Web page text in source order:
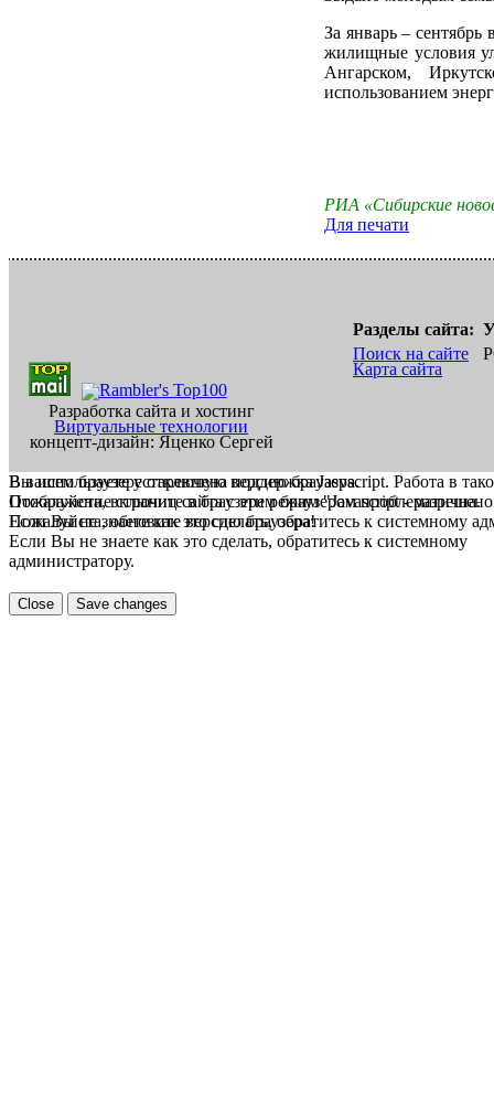
За январь –
жилищные условия
Ангарском,
использованием
РИА «Сибирские
Для печати
Разработка сайта и хостинг
Виртуальные технологии
концепт-дизайн: Яценко Сергей
Разделы сайта:
Поиск на сайте
Карта сайта
В вашем браузере отключена поддержка Jasvscript. Работа в
Пожалуйста, включите в браузере режим "Javascript -
Если Вы не знаете как это сделать, обратитесь к системному
Вы используете устаревшую версию браузера.
Отображение страниц сайта с этим браузером проблематична.
Пожалуйста, обновите версию браузера!
Если Вы не знаете как это сделать, обратитесь к системному
администратору.
Close Save changes